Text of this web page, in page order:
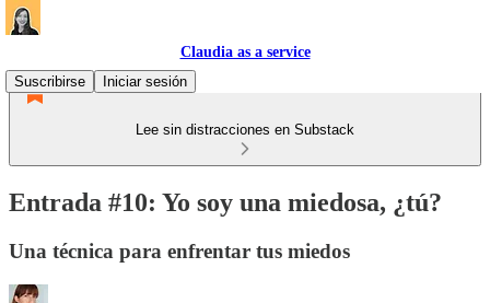
Claudia as a service
Suscribirse
Iniciar sesión
Lee sin distracciones en Substack
Entrada #10: Yo soy una miedosa, ¿tú?
Una técnica para enfrentar tus miedos